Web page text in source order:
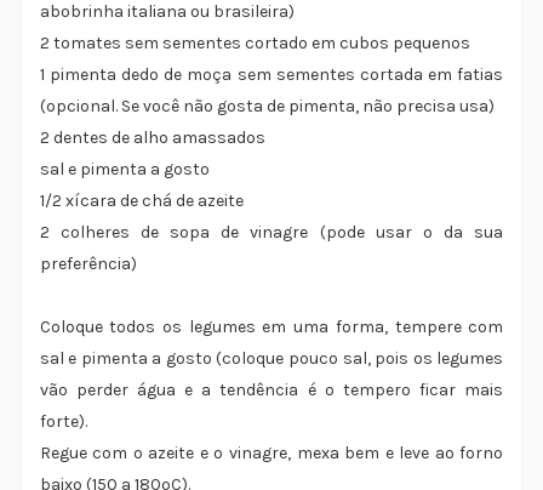
abobrinha italiana ou brasileira)
2 tomates sem sementes cortado em cubos pequenos
1 pimenta dedo de moça sem sementes cortada em fatias
(opcional. Se você não gosta de pimenta, não precisa usa)
2 dentes de alho amassados
sal e pimenta a gosto
1/2 xícara de chá de azeite
2 colheres de sopa de vinagre (pode usar o da sua
preferência)
Coloque todos os legumes em uma forma, tempere com
sal e pimenta a gosto (coloque pouco sal, pois os legumes
vão perder água e a tendência é o tempero ficar mais
forte).
Regue com o azeite e o vinagre, mexa bem e leve ao forno
baixo (150 a 180ºC).